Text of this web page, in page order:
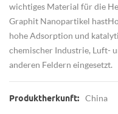
wichtiges Material für die
Graphit Nanopartikel hast
hohe Adsorption und
chemischer Industrie, Luft-
anderen Feldern eingesetzt.
Produktherkunft: China